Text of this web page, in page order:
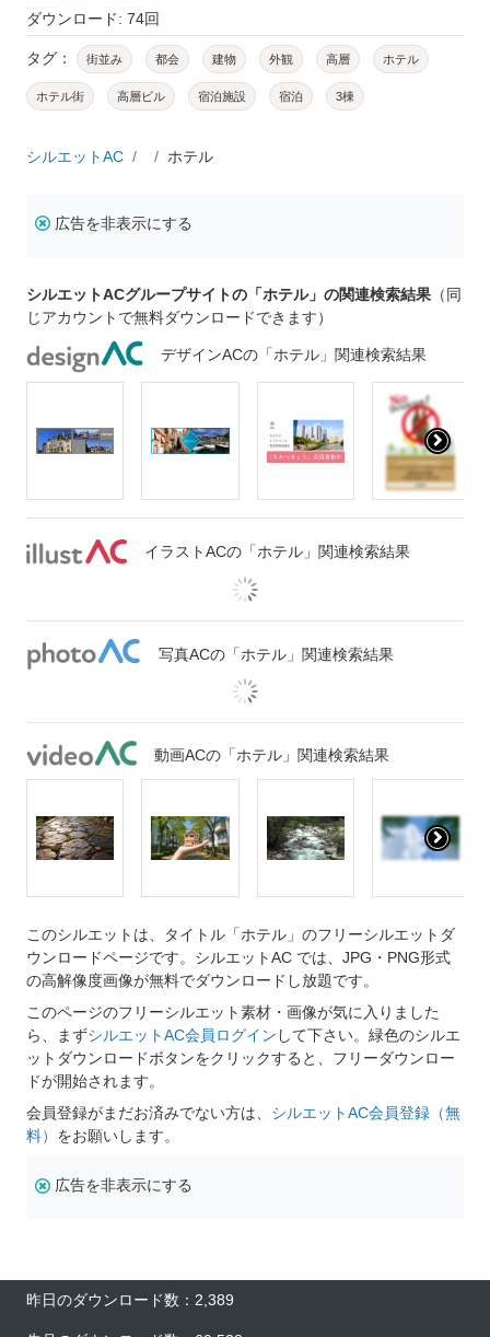
ダウンロード: 74回
タグ： 街並み 都会 建物 外観 高層 ホテル
ホテル街 高層ビル 宿泊施設 宿泊 3棟
シルエットAC ホテル
広告を非表示にする
シルエットACグループサイトの「ホテル」の関連検索結果 （同
じアカウントで無料ダウンロードできます）
デザインACの「ホテル」関連検索結果
イラストACの「ホテル」関連検索結果
写真ACの「ホテル」関連検索結果
動画ACの「ホテル」関連検索結果
このシルエットは、タイトル「ホテル」のフリーシルエットダ
ウンロードページです。シルエットAC では、JPG・PNG形式
の高解像度画像が無料でダウンロードし放題です。
このページのフリーシルエット素材・画像が気に入りました
ら、まずシルエットAC会員ログイン して下さい。緑色のシルエ
ットダウンロードボタンをクリックすると、フリーダウンロー
ドが開始されます。
会員登録がまだお済みでない方は、 シルエットAC会員登録（無
料） をお願いします。
広告を非表示にする
昨日のダウンロード数：2,389